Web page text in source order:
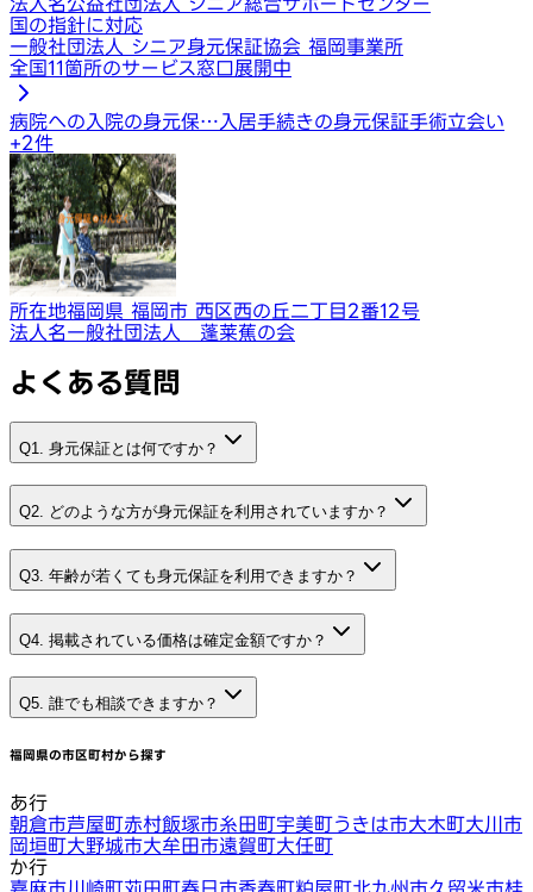
国の指針に対応
一般社団法人 シニア身元保証協会 福岡事業所
全国11箇所のサービス窓口展開中
病院への入院の身元保… 入居手続きの身元保証手術立会い
+2件
所在地福岡県 福岡市 西区西の丘二丁目2番12号
法人名一般社団法人 蓬莱蕉の会
よくある質問
Q1. 身元保証とは何ですか？
Q2. どのような方が身元保証を利用されていますか？
Q3. 年齢が若くても身元保証を利用できますか？
Q4. 掲載されている価格は確定金額ですか？
Q5. 誰でも相談できますか？
福岡県の市区町村から探す
あ行
朝倉市芦屋町赤村飯塚市糸田町宇美町うきは市大木町大川市
岡垣町大野城市大牟田市遠賀町大任町
か行